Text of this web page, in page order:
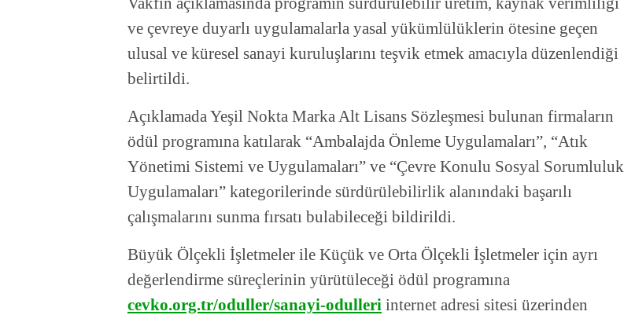
ve çevreye duyarlı uygulamalarla yasal yükümlülüklerin ötesine geçen
ulusal ve küresel sanayi kuruluşlarını teşvik etmek amacıyla düzenlendiği
belirtildi.
Açıklamada Yeşil Nokta Marka Alt Lisans Sözleşmesi bulunan firmaların
ödül programına katılarak “Ambalajda Önleme Uygulamaları”, “Atık
Yönetimi Sistemi ve Uygulamaları” ve “Çevre Konulu Sosyal Sorumluluk
Uygulamaları” kategorilerinde sürdürülebilirlik alanındaki başarılı
çalışmalarını sunma fırsatı bulabileceği bildirildi.
Büyük Ölçekli İşletmeler ile Küçük ve Orta Ölçekli İşletmeler için ayrı
değerlendirme süreçlerinin yürütüleceği ödül programına
cevko.org.tr/oduller/sanayi-odulleri internet adresi sitesi üzerinden